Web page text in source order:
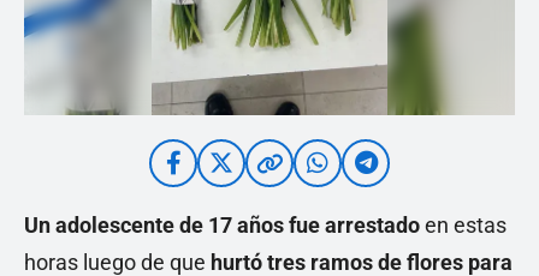
Un adolescente de 17 años fue arrestadoen estas
horas luego de que hurtó tres ramos de flores para